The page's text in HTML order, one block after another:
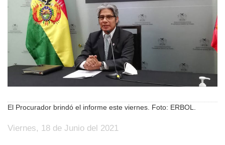
El Procurador brindó el informe este viernes. Foto: ERBOL.
Viernes, 18 de Junio del 2021